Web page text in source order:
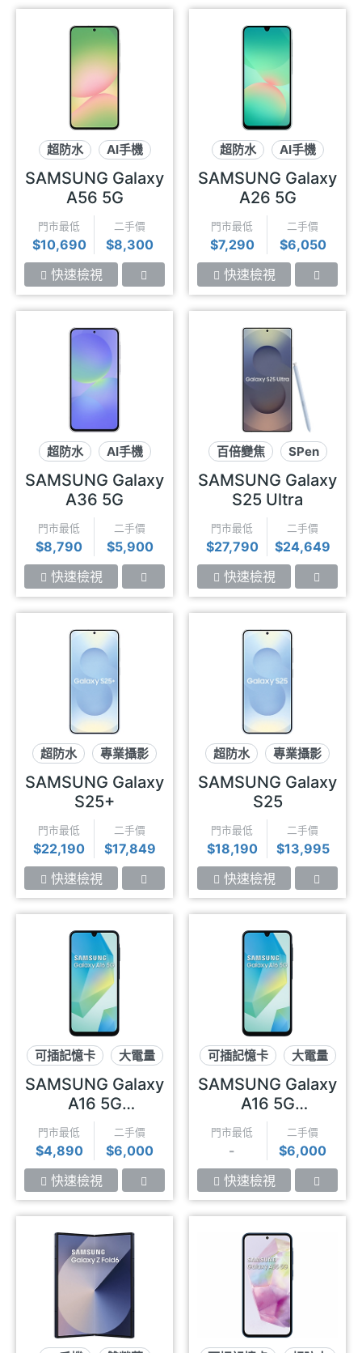
超防水
AI手機
120Hz
SAMSUNG Galaxy
A56 5G
門市最低
$10,690
二手價
$8,300
快速檢視
超防水
AI手機
三鏡頭
SAMSUNG Galaxy
A26 5G
門市最低
$7,290
二手價
$6,050
快速檢視
超防水
AI手機
120Hz
SAMSUNG Galaxy
A36 5G
門市最低
$8,790
二手價
$5,900
快速檢視
百倍變焦
SPen
AI手機
SAMSUNG Galaxy
S25 Ultra
門市最低
$27,790
二手價
$24,649
快速檢視
超防水
專業攝影
AI手機
SAMSUNG Galaxy
S25+
門市最低
$22,190
二手價
$17,849
快速檢視
超防水
專業攝影
AI手機
SAMSUNG Galaxy
S25
門市最低
$18,190
二手價
$13,995
快速檢視
可插記憶卡
大電量
大螢幕
SAMSUNG Galaxy
A16 5G
(4GB/128GB)
門市最低
$4,890
二手價
$6,000
快速檢視
可插記憶卡
大電量
大螢幕
SAMSUNG Galaxy
A16 5G
(6GB/128GB)
門市最低
-
二手價
$6,000
快速檢視